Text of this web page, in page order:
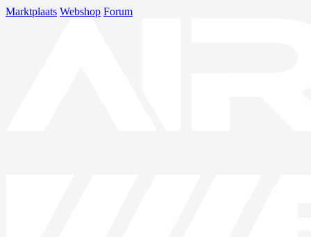
Marktplaats Webshop Forum